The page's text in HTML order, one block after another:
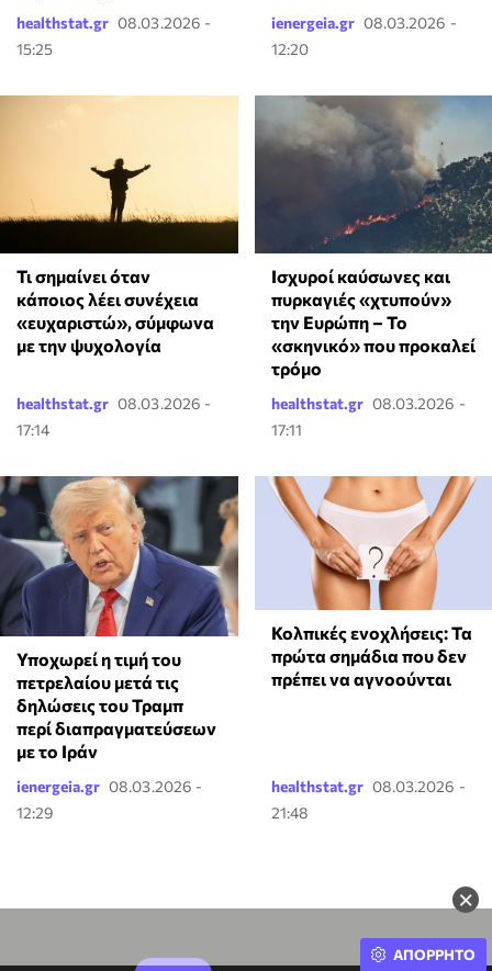
×
healthstat.gr 08.03.2026 -
15:25
ienergeia.gr 08.03.2026 -
12:20
Τι σημαίνει όταν
κάποιος λέει συνέχεια
«ευχαριστώ», σύμφωνα
με την ψυχολογία
healthstat.gr 08.03.2026 -
17:14
Ισχυροί καύσωνες και
πυρκαγιές «χτυπούν»
την Ευρώπη – Το
«σκηνικό» που προκαλεί
τρόμο
healthstat.gr 08.03.2026 -
17:11
Υποχωρεί η τιμή του
πετρελαίου μετά τις
δηλώσεις του Τραμπ
περί διαπραγματεύσεων
με το Ιράν
ienergeia.gr 08.03.2026 -
12:29
Κολπικές ενοχλήσεις: Τα
πρώτα σημάδια που δεν
πρέπει να αγνοούνται
healthstat.gr 08.03.2026 -
21:48
ΑΠΟΡΡΗΤΟ